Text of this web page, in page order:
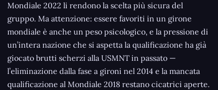
Mondiale 2022 li rendono la scelta più sicura del
gruppo. Ma attenzione: essere favoriti in un girone
mondiale è anche un peso psicologico, e la pressione di
un’intera nazione che si aspetta la qualificazione ha già
giocato brutti scherzi alla USMNT in passato —
l’eliminazione dalla fase a gironi nel 2014 e la mancata
qualificazione al Mondiale 2018 restano cicatrici aperte.